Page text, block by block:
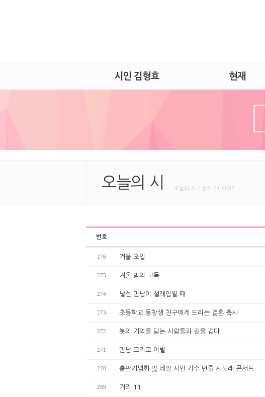
시인 김형효 현재
오늘의 시 오늘의 시 < 현재 < HOME
번호
276 겨울 초입
275 겨울 밤의 고독
274 낯선 만남이 설레임일 때
273 초등학교 동창생 친구에게 드리는 결혼 축시
272 붓의 기억을 담는 사람들과 길을 걷다
271 만남 그리고 이별
270 출판기념회 및 네팔 시인 가수 먼줄 시노래 콘서트
269 거리 11